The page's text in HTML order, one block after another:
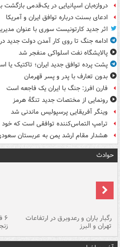
دروازه‌بان اسپانیایی در یک‌قدمی بازگشت
ادعای بسنت درباره توافق ایران و آمریکا
اثر جدید کارتونیست سوری با عنوان
ادامه جنگ تا روی کار آمدن دولت جدید در
پالایشگاه نفت اسلواکی منفجر شد
پشت پرده توافق جدید ایران؛ تاکتیک یا
بدون تعارف با پدر و پسر قهرمان
فارن افرز: جنگ با ایران یک فاجعه است
رونمایی از مختصات جدید تنگۀ هرمز
وینگر آفریقایی پرسپولیس ماندنی شد
ترامپ التماس‌کننده توافقی است که خود
هشدار مقام ارشد یمن به عربستان
حوادث
رگبار باران و رعدوبرق در ارتفاعات
تهران و البرز